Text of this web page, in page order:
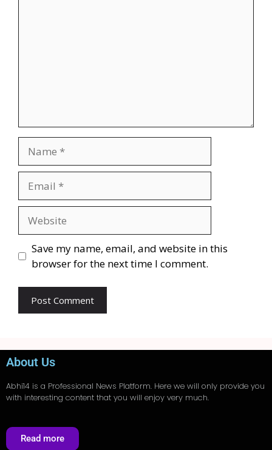
Save my name, email, and website in this
browser for the next time I comment.
About Us
Abhi14 is a Professional News Platform. Here we will only provide you
with interesting content that you will enjoy very much.
Read more